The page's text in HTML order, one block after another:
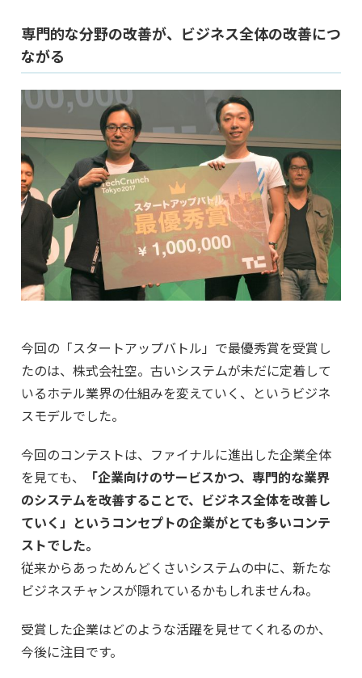
専門的な分野の改善が、ビジネス全体の改善につ
ながる
今回の「スタートアップバトル」で最優秀賞を受賞し
たのは、株式会社空。古いシステムが未だに定着して
いるホテル業界の仕組みを変えていく、というビジネ
スモデルでした。
今回のコンテストは、ファイナルに進出した企業全体
を見ても、
「企業向けのサービスかつ、専門的な業界
のシステムを改善することで、ビジネス全体を改善し
ていく」というコンセプトの企業がとても多いコンテ
ストでした。
従来からあっためんどくさいシステムの中に、新たな
ビジネスチャンスが隠れているかもしれませんね。
受賞した企業はどのような活躍を見せてくれるのか、
今後に注目です。